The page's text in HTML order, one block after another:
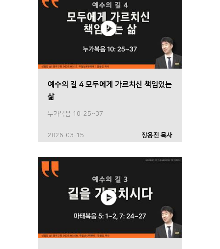
예수의 길 4 모두에게 가르치신 책임있는
삶
누가복음 10: 25~37
2026-03-15 장용진 목사